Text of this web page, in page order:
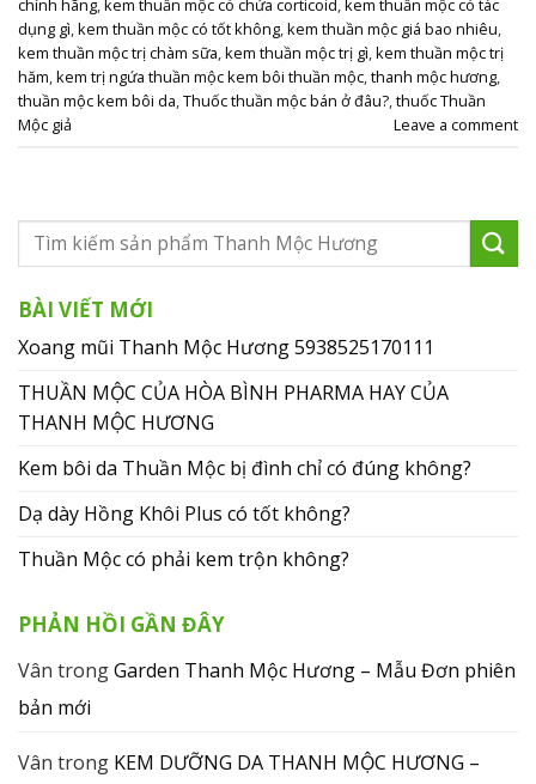
chính hãng,kem thuần mộc có chứa corticoid,kem thuần mộc có tác
dụng gì,kem thuần mộc có tốt không,kem thuần mộc giá bao nhiêu,
kem thuần mộc trị chàm sữa,kem thuần mộc trị gì,kem thuần mộc trị
hăm,kem trị ngứa thuần mộc kem bôi thuần mộc,thanh mộc hương,
thuần mộc kem bôi da,Thuốc thuần mộc bán ở đâu?,thuốc Thuần
Mộc giả
Leave a comment
BÀI VIẾT MỚI
Xoang mũi Thanh Mộc Hương 5938525170111
THUẦN MỘC CỦA HÒA BÌNH PHARMA HAY CỦA
THANH MỘC HƯƠNG
Kem bôi da Thuần Mộc bị đình chỉ có đúng không?
Dạ dày Hồng Khôi Plus có tốt không?
Thuần Mộc có phải kem trộn không?
PHẢN HỒI GẦN ĐÂY
Vân trongGarden Thanh Mộc Hương – Mẫu Đơn phiên
bản mới
Vân trong KEM DƯỠNG DA THANH MỘC HƯƠNG –